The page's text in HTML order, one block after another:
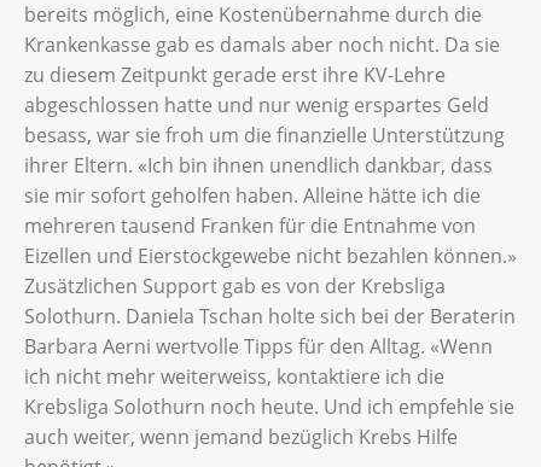
bereits möglich, eine Kostenübernahme durch die
Krankenkasse gab es damals aber noch nicht. Da sie
zu diesem Zeitpunkt gerade erst ihre KV-Lehre
abgeschlossen hatte und nur wenig erspartes Geld
besass, war sie froh um die finanzielle Unterstützung
ihrer Eltern. «Ich bin ihnen unendlich dankbar, dass
sie mir sofort geholfen haben. Alleine hätte ich die
mehreren tausend Franken für die Entnahme von
Eizellen und Eierstockgewebe nicht bezahlen können.»
Zusätzlichen Support gab es von der Krebsliga
Solothurn. Daniela Tschan holte sich bei der Beraterin
Barbara Aerni wertvolle Tipps für den Alltag. «Wenn
ich nicht mehr weiterweiss, kontaktiere ich die
Krebsliga Solothurn noch heute. Und ich empfehle sie
auch weiter, wenn jemand bezüglich Krebs Hilfe